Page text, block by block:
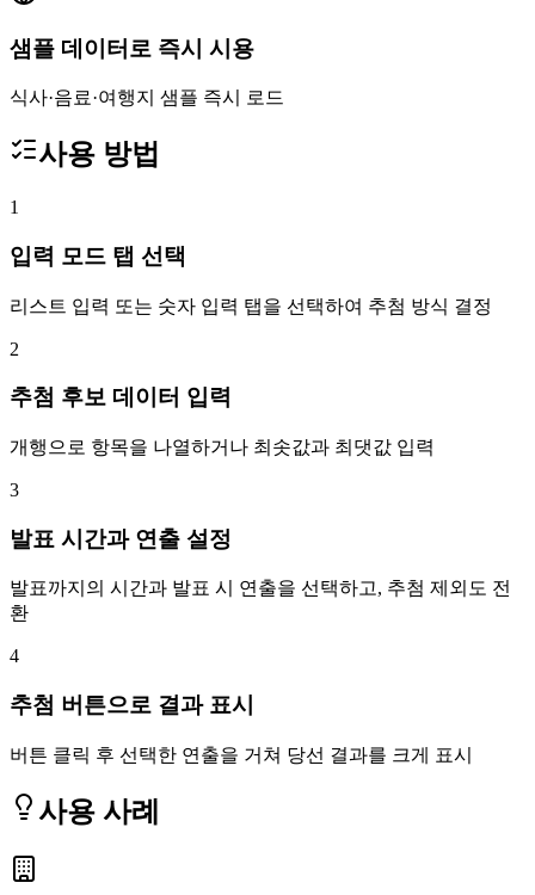
샘플 데이터로 즉시 시용
식사·음료·여행지 샘플 즉시 로드
사용 방법
1
입력 모드 탭 선택
리스트 입력 또는 숫자 입력 탭을 선택하여 추첨 방식 결정
2
추첨 후보 데이터 입력
개행으로 항목을 나열하거나 최솟값과 최댓값 입력
3
발표 시간과 연출 설정
발표까지의 시간과 발표 시 연출을 선택하고, 추첨 제외도 전
환
4
추첨 버튼으로 결과 표시
버튼 클릭 후 선택한 연출을 거쳐 당선 결과를 크게 표시
사용 사례